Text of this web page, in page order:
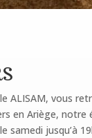
ALISAM, vous
en Ariège, notre
samedi jusqu’à